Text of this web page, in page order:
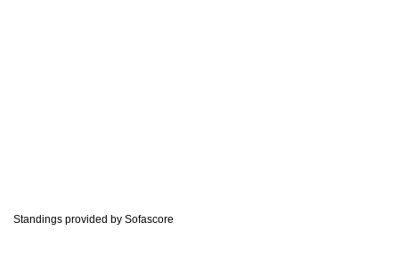
Standings provided by Sofascore